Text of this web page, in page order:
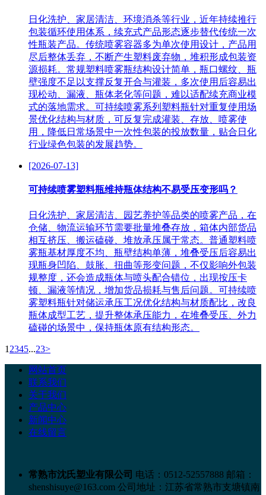
日化洗护、家居清洁、环境消杀等行业，近年持续推行
包装循环使用体系，续充式产品形态逐步替代传统一次
性瓶装产品。传统喷雾容器多为单次使用设计，产品用
尽后整体丢弃，不断产生塑料废弃物，堆积形成包装资
源损耗。常规塑料喷雾瓶结构设计简单，瓶口螺纹、瓶
壁强度不足以支撑反复开合与灌装，多次使用后容易出
现松动、漏液、瓶体老化等问题，难以适配续充商业模
式的落地需求。可持续喷雾系列塑料瓶针对重复使用场
景优化结构与材质，可反复完成灌装、存放、喷雾使
用，降低日常场景中一次性包装的投放数量，贴合日化
行业绿色包装的发展趋势。
[2026-07-13]
可持续喷雾塑料瓶维持瓶体结构不易受压变形吗？
日化洗护、家居清洁、园艺养护等品类的喷雾产品，在
仓储、物流运输环节需要批量堆叠存放，箱体内部货品
相互挤压、搬运磕碰、堆放承压属于常态。普通塑料喷
雾瓶基材厚度不均、瓶壁结构单薄，堆叠受压后容易出
现瓶身凹陷、鼓胀、扭曲等形变问题，不仅影响外包装
规整度，还会造成瓶体与喷头配合错位，出现按压卡
顿、漏液等情况，增加货品损耗与售后问题。可持续喷
雾塑料瓶针对储运承压工况优化结构与材质配比，改良
瓶体成型工艺，提升整体承压能力，在堆叠受压、外力
磕碰的场景中，保持瓶体原有结构形态。
1 2345...23>
网站首页
联系我们
关于我们
产品中心
新闻中心
在线留言
常熟市沈氏塑业有限公司 电话：0512-52557888 邮箱：
shenshisuye@163.com 公司地址：江苏省常熟市支塘镇南